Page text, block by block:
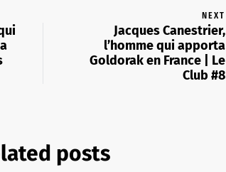
NEXT
Jacques Canestrier,
l’homme qui apporta
Goldorak en France | Le
Club #8
posts